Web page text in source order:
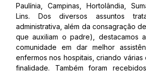
Paulínia, Campinas, Hortolândia,
Lins. Dos diversos assuntos
administrativa, além da consagração
que auxiliam o padre), destacamos
comunidade em dar melhor
enfermos nos hospitais, criando várias
finalidade. Também foram